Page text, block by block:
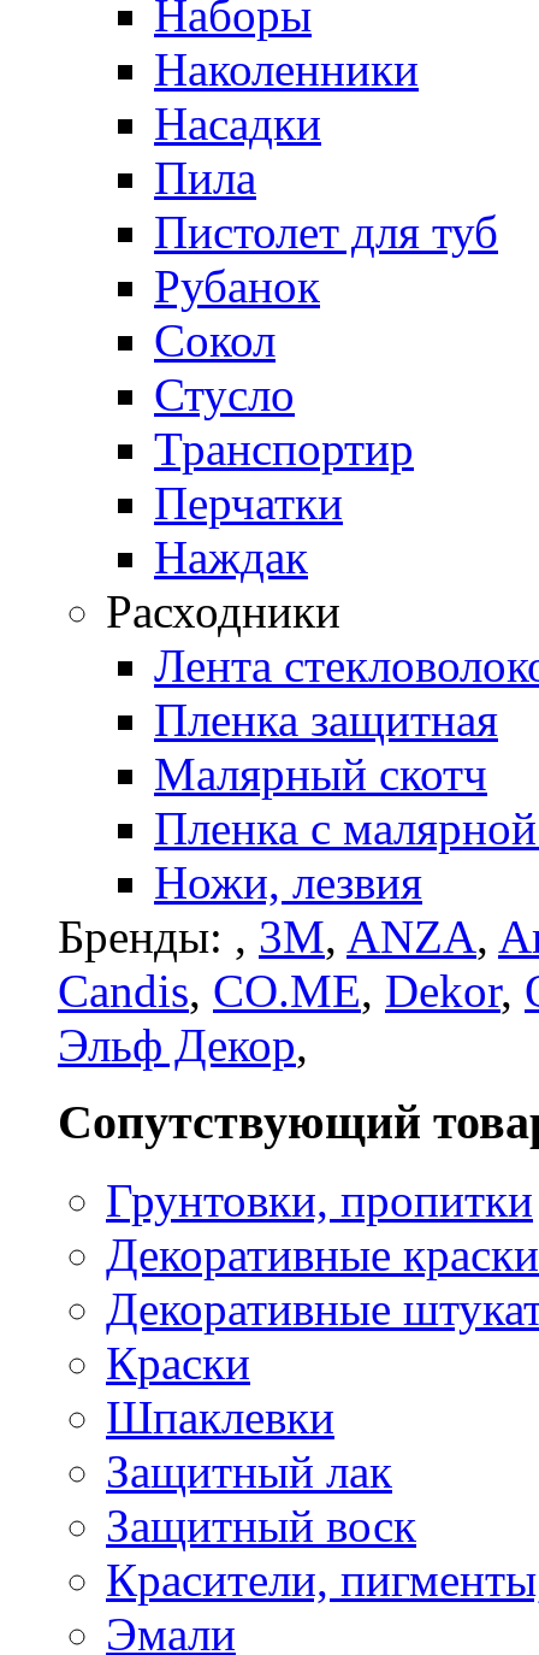
Наборы
Наколенники
Насадки
Пила
Пистолет для туб
Рубанок
Сокол
Стусло
Транспортир
Перчатки
Наждак
Расходники
Лента
Пленка защитная
Малярный скотч
Пленка с
Ножи, лезвия
Бренды: , 3M, ANZA,
Candis, CO.ME, Dekor,
Эльф Декор,
Сопутствующий
Грунтовки, пропитки
Декоративные краски
Декоративные
Краски
Шпаклевки
Защитный лак
Защитный воск
Красители,
Эмали